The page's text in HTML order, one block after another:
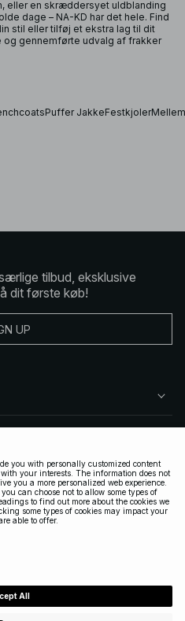
eller en skræddersyet uldblanding
dage – NA-KD har det hele. Find
stil eller tilføj et ekstra lag til dit
gennemførte udvalg af frakker
Puffer JakkeFestkjoler
tilbud, eksklusive
dit første køb!
UP